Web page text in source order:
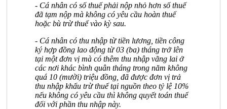
- Cá nhân có số thuế phải nộp nhỏ hơn số thuế
đã tạm nộp mà không có yêu cầu hoàn thuế
hoặc bù trừ thuế vào kỳ sau.
- Cá nhân có thu nhập từ tiền lương, tiền công
ký hợp đồng lao động từ 03 (ba) tháng trở lên
tại một đơn vị mà có thêm thu nhập vãng lai ở
các nơi khác bình quân tháng trong năm không
quá 10 (mười) triệu đồng, đã được đơn vị trả
thu nhập khấu trừ thuế tại nguồn theo tỷ lệ 10%
nếu không có yêu cầu thì không quyết toán thuế
đối với phần thu nhập này.